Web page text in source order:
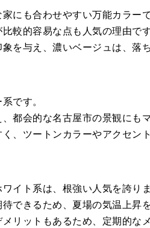
にも合わせやすい万能カラーで
較的容易な点も人気の理由です
を与え、濃いベージュは、落
です。
都会的な名古屋市の景観にもマ
、ツートンカラーやアクセン
イト系は、根強い人気を誇りま
できるため、夏場の気温上昇
リットもあるため、定期的な